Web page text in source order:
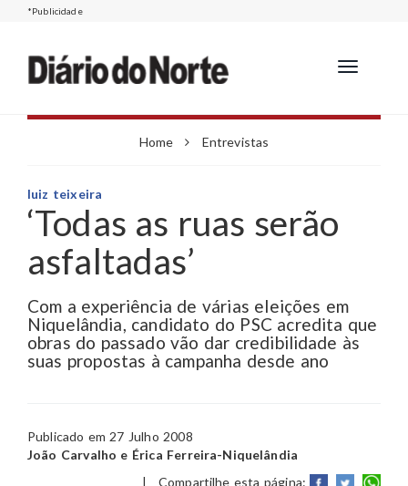
*Publicidade
Toggle
Home Entrevistas
luiz teixeira
‘Todas as ruas serão
asfaltadas’
Com a experiência de várias eleições em
Niquelândia, candidato do PSC acredita que
obras do passado vão dar credibilidade às
suas propostas à campanha desde ano
Publicado em 27 Julho 2008
João Carvalho e Érica Ferreira-Niquelândia
|Compartilhe esta página: